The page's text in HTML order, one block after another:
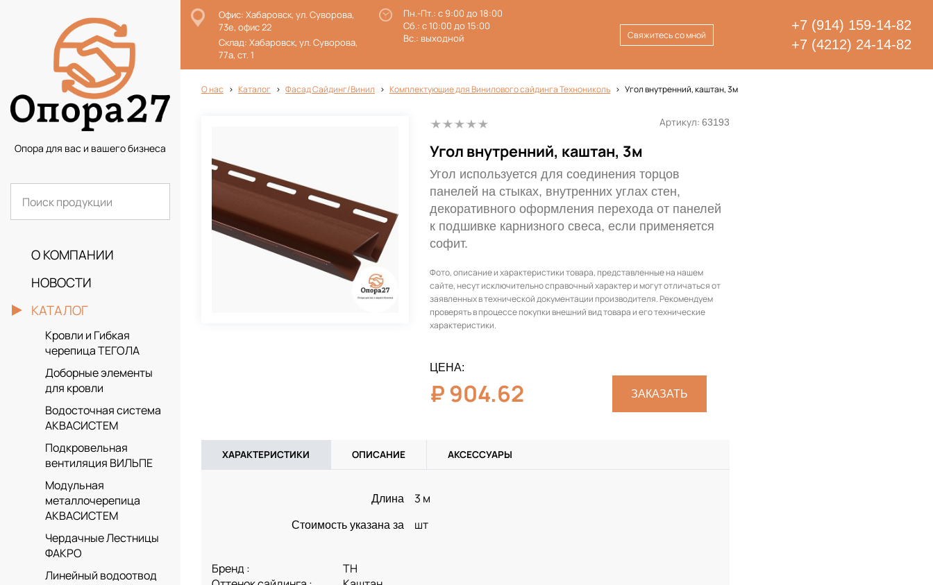
Опора для вас и вашего бизнеса
О КОМПАНИИ
НОВОСТИ
КАТАЛОГ
Кровли и Гибкая
черепица ТЕГОЛА
Доборные элементы
для кровли
Водосточная система
АКВАСИСТЕМ
Подкровельная
вентиляция ВИЛЬПЕ
Модульная
металлочерепица
АКВАСИСТЕМ
Чердачные Лестницы
ФАКРО
Линейный водоотвод
Офис: Хабаровск, ул. Суворова,
73е, офис 22
Склад: Хабаровск, ул. Суворова,
77а, ст. 1
Пн.-Пт.: с 9:00 до 18:00
Сб.: с 10:00 до 15:00
Вс.: выходной
+7 (914) 159-14-82
+7 (4212) 24-14-82
Свяжитесь со мной
О нас Каталог Фасад Сайдинг/Винил Комплектующие для Винилового сайдинга Технониколь Угол внутренний, каштан, 3м
Артикул: 63193
Угол внутренний, каштан, 3м
Угол используется для соединения торцов
панелей на стыках, внутренних углах стен,
декоративного оформления перехода от панелей
к подшивке карнизного свеса, если применяется
софит.
Фото, описание и характеристики товара, представленные на нашем
сайте, несут исключительно справочный характер и могут отличаться от
заявленных в технической документации производителя. Рекомендуем
проверять в процессе покупки внешний вид товара и его технические
характеристики.
ЦЕНА:
₽904.62 ЗАКАЗАТЬ
ХАРАКТЕРИСТИКИ ОПИСАНИЕ АКСЕССУАРЫ
Длина 3 м
Стоимость указана за шт
Бренд :
ТН